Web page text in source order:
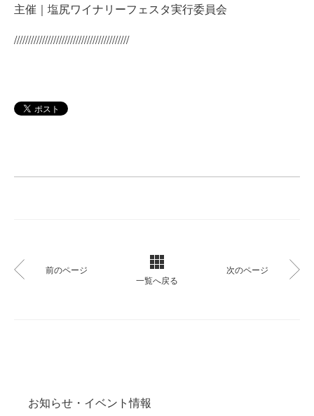
お知らせ・イベント情報
主催｜塩尻ワイナリーフェスタ実行委員会
/////////////////////////////////////////
前のページ
一覧へ戻る
次のページ